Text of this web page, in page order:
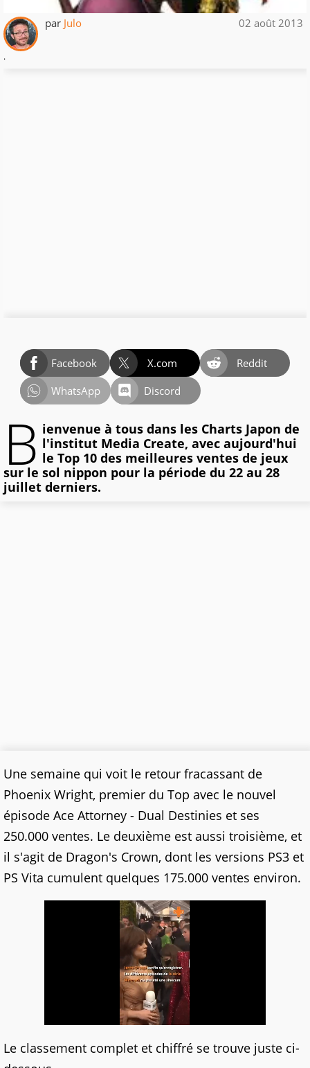
par Julo 02 août 2013
.
Facebook X.com
Reddit
WhatsApp
Discord
B ienvenue à tous dans les Charts Japon de
l'institut Media Create, avec aujourd'hui
le Top 10 des meilleures ventes de jeux
sur le sol nippon pour la période du 22 au 28
juillet derniers.
Une semaine qui voit le retour fracassant de
Phoenix Wright, premier du Top avec le nouvel
épisode Ace Attorney - Dual Destinies et ses
250.000 ventes. Le deuxième est aussi troisième, et
il s'agit de Dragon's Crown, dont les versions PS3 et
PS Vita cumulent quelques 175.000 ventes environ.
Le classement complet et chiffré se trouve juste ci-